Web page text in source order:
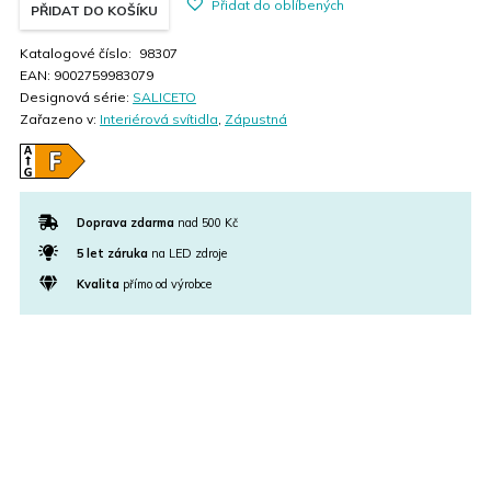
PŘIDAT DO KOŠÍKU Přidat do oblíbených
Katalogové číslo: 98307
EAN: 9002759983079
Designová série: SALICETO
Zařazeno v: Interiérová svítidla Zápustná
Doprava zdarma nad 500 Kč
5 let zárukana LED zdroje
Kvalitapřímo od výrobce